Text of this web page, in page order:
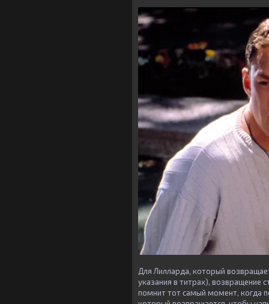
Для Лилларда, который
указания в титрах), возвращение
помнит тот самый момент, когда